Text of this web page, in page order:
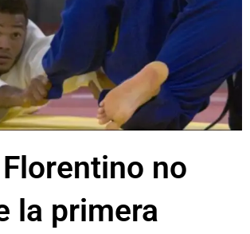
no
la primera